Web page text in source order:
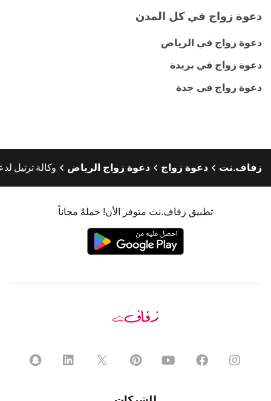
دعوة زواج في كل المدن
دعوة زواج في الرياض
دعوة زواج في بريدة
دعوة زواج في جدة
زفاف.نت دعوة زواج دعوة زواج الرياض وكالة ترتيل
تطبيق زفاف.نت متوفر الأن! حملهٌ مجاناً